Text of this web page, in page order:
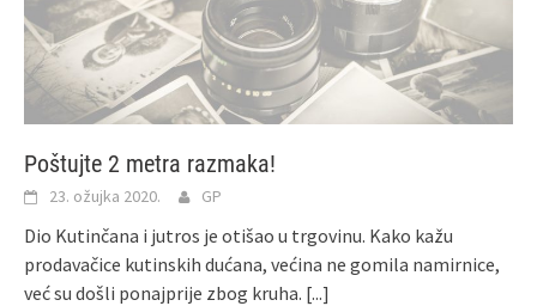
Poštujte 2 metra razmaka!
23. ožujka 2020. GP
Dio Kutinčana i jutros je otišao u trgovinu. Kako kažu
prodavačice kutinskih dućana, većina ne gomila namirnice,
već su došli ponajprije zbog kruha. [...]